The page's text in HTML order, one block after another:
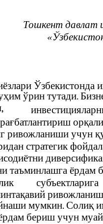
Тошкент давлат
Ўзбекистонда
ўрин тутади.
ривожланиши учун
стратегик
таъминлашга ёрдам
субъектларига
мумкин. Солиқ
бериш учун